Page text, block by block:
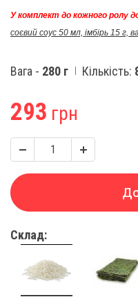
У комплект до кожного ролу
соєвий соус 50 мл, імбірь 15 г,
Вага - 280 г Кількість:
293 грн
Склад: